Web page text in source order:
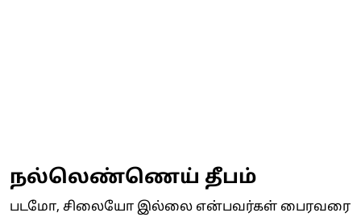
நல்லெண்ணெய் தீபம்
படமோ, சிலையோ இல்லை என்பவர்கள் பைரவரை